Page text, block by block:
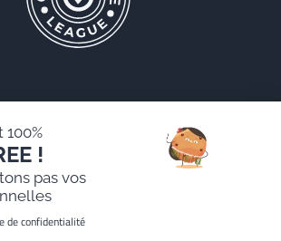
Mentions légales
protection des données personnelles
100%
!
pas vos
de confidentialité